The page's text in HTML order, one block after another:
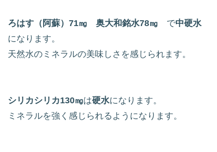
ろはす（阿蘇）71㎎ 奥大和銘水78㎎ で中硬水
になります。
天然水のミネラルの美味しさを感じられます。
シリカシリカ130㎎は硬水になります。
ミネラルを強く感じられるようになります。